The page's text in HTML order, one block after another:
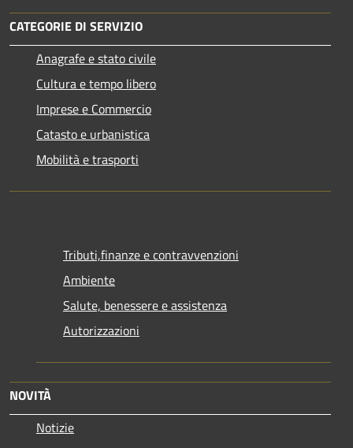
CATEGORIE DI SERVIZIO
Anagrafe e stato civile
Cultura e tempo libero
Imprese e Commercio
Catasto e urbanistica
Mobilità e trasporti
Tributi,finanze e contravvenzioni
Ambiente
Salute, benessere e assistenza
Autorizzazioni
NOVITÀ
Notizie